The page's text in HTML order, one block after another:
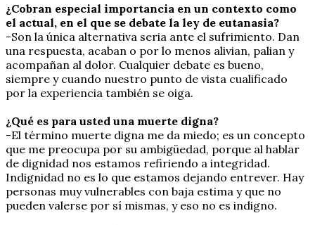
¿Cobran especial importancia en un contexto como
el actual, en el que se debate la ley de eutanasia?
-Son la única alternativa seria ante el sufrimiento. Dan
una respuesta, acaban o por lo menos alivian, palian y
acompañan al dolor. Cualquier debate es bueno,
siempre y cuando nuestro punto de vista cualificado
por la experiencia también se oiga.
¿Qué es para usted una muerte digna?
-El término muerte digna me da miedo; es un concepto
que me preocupa por su ambigüedad, porque al hablar
de dignidad nos estamos refiriendo a integridad.
Indignidad no es lo que estamos dejando entrever. Hay
personas muy vulnerables con baja estima y que no
pueden valerse por sí mismas, y eso no es indigno.